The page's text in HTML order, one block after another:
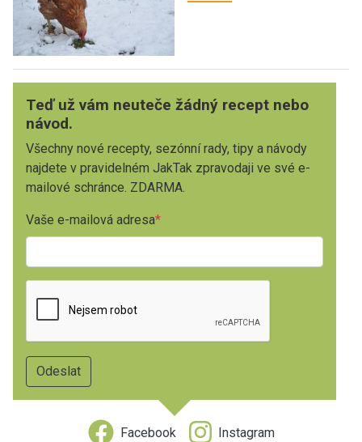
Teď už vám neuteče žádný recept nebo
návod.
Všechny nové recepty, sezónní rady, tipy a návody
najdete v pravidelném JakTak zpravodaji ve své e-
mailové schránce. ZDARMA.
Vaše e-mailová adresa
Facebook Instagram